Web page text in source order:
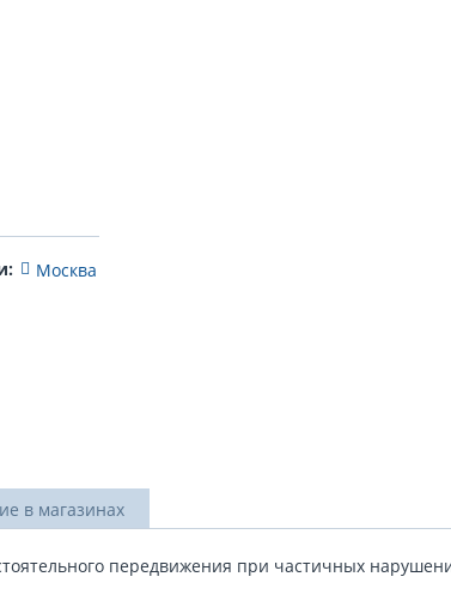
Москва
в магазинах
передвижения при частичных